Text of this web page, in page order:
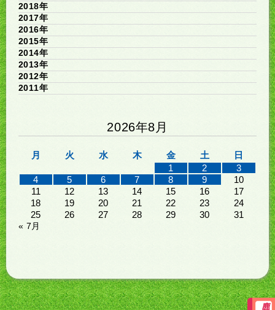
2018年
2017年
2016年
2015年
2014年
2013年
2012年
2011年
2026年8月
月 火 水 木 金 土
日
1
2
3
4
5 6 7 8 9
10
11
12 13 14 15 16
17
18
19 20 21 22 23
24
25
26 27 28 29 30 31
« 7月